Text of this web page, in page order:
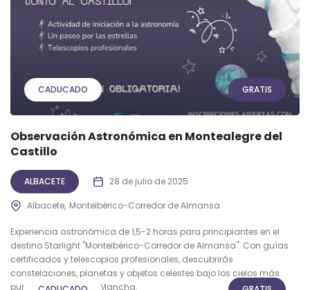
CADUCADO GRATIS
Observación Astronómica en Montealegre del
Castillo
ALBACETE 28 de julio de 2025
Albacete Monteibérico-Corredor de Almansa
Experiencia astronómica de 1,5-2 horas para principiantes en el
destino Starlight "Monteibérico-Corredor de Almansa". Con guías
certificados y telescopios profesionales, descubrirás
constelaciones, planetas y objetos celestes bajo los cielos más
puros de Castilla-La Mancha.